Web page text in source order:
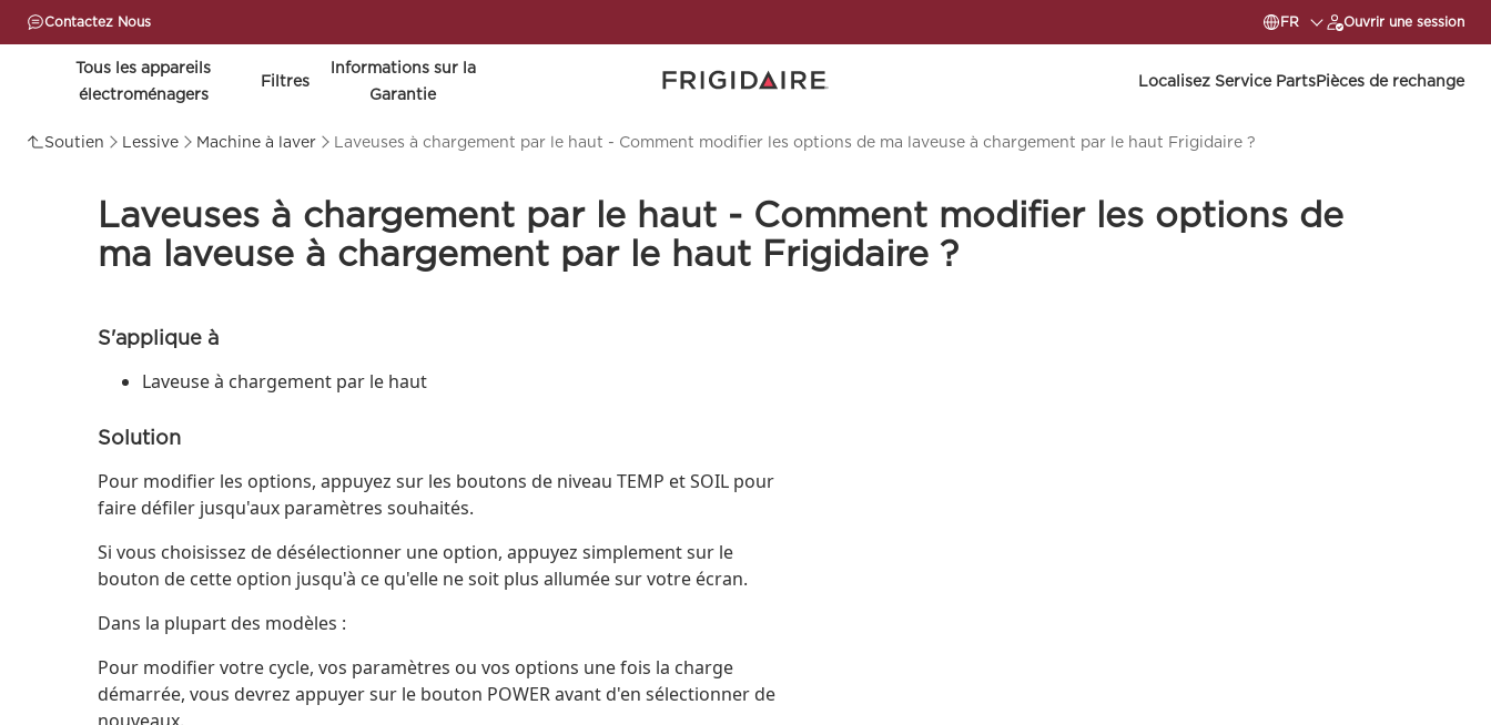
Contactez Nous FR Ouvrir une session
Tous les appareils
électroménagers
Filtres
lnformations sur la
Garantie
Localisez Service PartsPièces de rechange
Soutien Lessive Machine à laver Laveuses à chargement par le haut - Comment modifier les options de ma laveuse à chargement par le haut Frigidaire ?
Laveuses à chargement par le haut - Comment modifier les options de
ma laveuse à chargement par le haut Frigidaire ?
S'applique à
Laveuse à chargement par le haut
Solution
Pour modifier les options, appuyez sur les boutons de niveau TEMP et SOIL pour
faire défiler jusqu'aux paramètres souhaités.
Si vous choisissez de désélectionner une option, appuyez simplement sur le
bouton de cette option jusqu'à ce qu'elle ne soit plus allumée sur votre écran.
Dans la plupart des modèles :
Pour modifier votre cycle, vos paramètres ou vos options une fois la charge
démarrée, vous devrez appuyer sur le bouton POWER avant d'en sélectionner de